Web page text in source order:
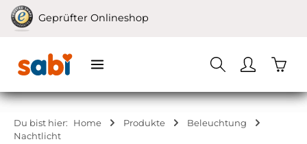
Zum Hauptinhalt springen
Geprüfter Onlineshop
Du bist hier: Home Produkte
Beleuchtung
Nachtlicht